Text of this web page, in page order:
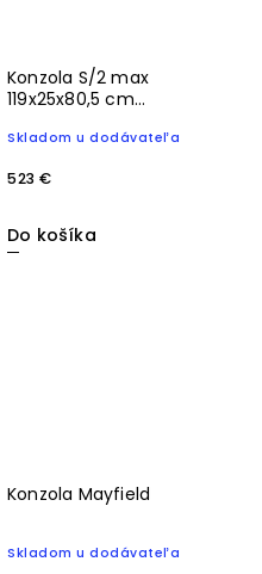
Konzola S/2 max
119x25x80,5 cm
tmavohnedá bronz
Skladom u dodávateľa
523 €
Do košíka
Konzola Mayfield
Skladom u dodávateľa